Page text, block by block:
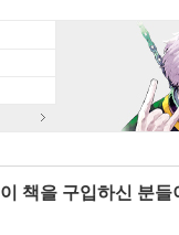
이 책을 구입하신 분